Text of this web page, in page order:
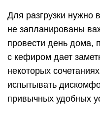
Для разгрузки нужно
не запланированы
провести день дома,
с кефиром дает
некоторых
испытывать
привычных удобных